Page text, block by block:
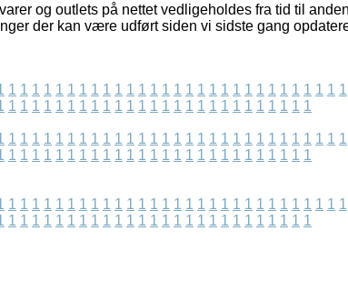
og outlets på nettet vedligeholdes fra tid til
der kan være udført siden vi sidste gang
1 1 1 1 1 1 1 1 1 1 1 1 1 1 1 1 1 1 1 1 1 1 1 1 1 1 1 1 1
1 1 1 1 1 1 1 1 1 1 1 1 1 1 1 1 1 1 1 1 1 1 1 1 1 1
1 1 1 1 1 1 1 1 1 1 1 1 1 1 1 1 1 1 1 1 1 1 1 1 1 1 1 1 1
1 1 1 1 1 1 1 1 1 1 1 1 1 1 1 1 1 1 1 1 1 1 1 1 1 1
1 1 1 1 1 1 1 1 1 1 1 1 1 1 1 1 1 1 1 1 1 1 1 1 1 1 1 1 1
1 1 1 1 1 1 1 1 1 1 1 1 1 1 1 1 1 1 1 1 1 1 1 1 1 1